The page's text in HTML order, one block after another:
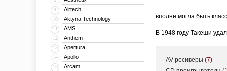
9 Airtech
10 Aktyna Technology
11 AMS
12 Anthem
13 Apertura
14 Apollo
15 Arcam
вполне могла быть
В 1948 году Такеши
На начало 50-х годов
AV ресиверы (7)